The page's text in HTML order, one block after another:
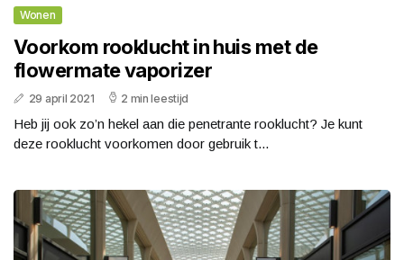
Wonen
Voorkom rooklucht in huis met de
flowermate vaporizer
29 april 2021 2 min leestijd
Heb jij ook zo’n hekel aan die penetrante rooklucht? Je kunt
deze rooklucht voorkomen door gebruik t...